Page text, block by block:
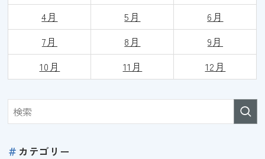
4月
5月
6月
7月
8月 9月
10月
11月 12月
＃ カテゴリー